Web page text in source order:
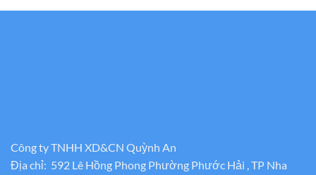
Công ty TNHH XD&CN Quỳnh An
Địa chỉ: 592 Lê Hồng Phong Phường Phước Hải , TP Nha